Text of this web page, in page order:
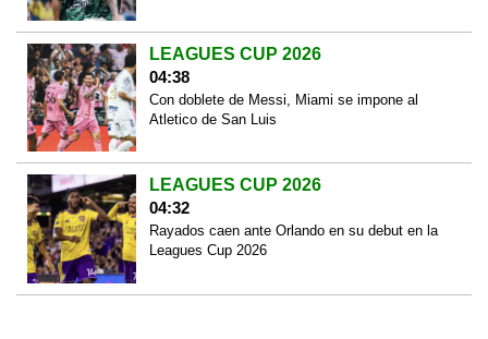
LEAGUES CUP 2026
04:38
Con doblete de Messi, Miami se impone al
Atletico de San Luis
LEAGUES CUP 2026
04:32
Rayados caen ante Orlando en su debut en la
Leagues Cup 2026